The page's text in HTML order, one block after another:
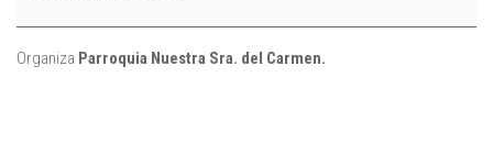
Comunidad.
Organiza Parroquia Nuestra Sra. del Carmen.